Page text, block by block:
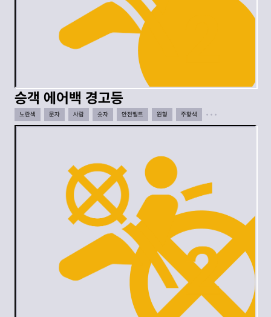
승객 에어백 경고등
노란색 문자 사람 숫자 안전벨트 원형 주황색